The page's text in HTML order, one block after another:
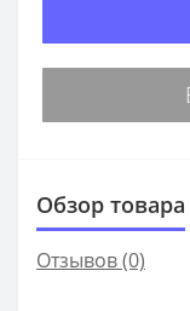
Обзор товара
Отзывов (0)